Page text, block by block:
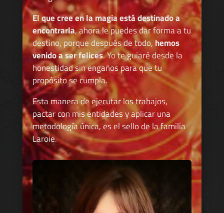
El que cree en la magia está destinado a
encontrarla, ahora le puedes dar forma a tu
destino, porque después de todo, hemos
venido a ser felices. Yo te guiaré desde la
honestidad sin engaños para que tu
propósito se cumpla.
Esta manera de ejecutar los trabajos,
pactar con mis entidades y aplicar una
metodología única, es el sello de la familia
Laroie.